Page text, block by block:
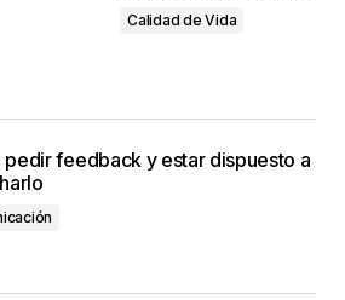
Calidad de Vida
pedir feedback y estar dispuesto a